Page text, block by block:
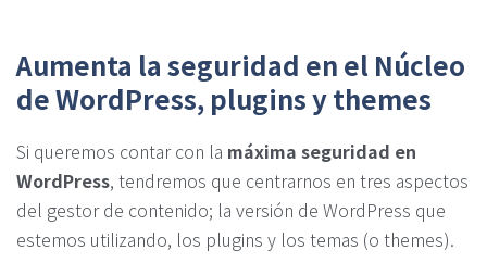
Aumenta la seguridad en el Núcleo
de WordPress, plugins y themes
Si queremos contar con la máxima seguridad en
WordPress, tendremos que centrarnos en tres aspectos
del gestor de contenido; la versión de WordPress que
estemos utilizando, los plugins y los temas (o themes).